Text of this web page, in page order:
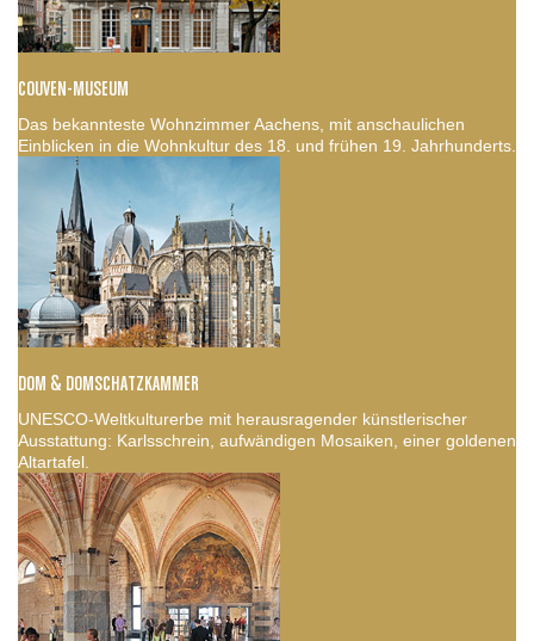
COUVEN-MUSEUM
Das bekannteste Wohnzimmer Aachens, mit anschaulichen
Einblicken in die Wohnkultur des 18. und frühen 19. Jahrhunderts.
DOM & DOMSCHATZKAMMER
UNESCO-Weltkulturerbe mit herausragender künstlerischer
Ausstattung: Karlsschrein, aufwändigen Mosaiken, einer goldenen
Altartafel.